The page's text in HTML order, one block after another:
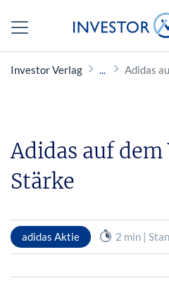
Investor Verlag Adidas
Adidas auf
Stärke
adidas Aktie 2 min |